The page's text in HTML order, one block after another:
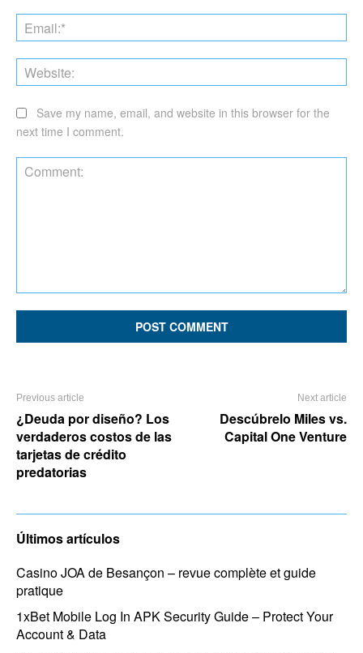
Save my name, email, and website in this browser for the
next time I comment.
Previous article
¿Deuda por diseño? Los
verdaderos costos de las
tarjetas de crédito
predatorias
Next article
Descúbrelo Miles vs.
Capital One Venture
Últimos artículos
Casino JOA de Besançon – revue complète et guide
pratique
1xBet Mobile Log In APK Security Guide – Protect Your
Account & Data